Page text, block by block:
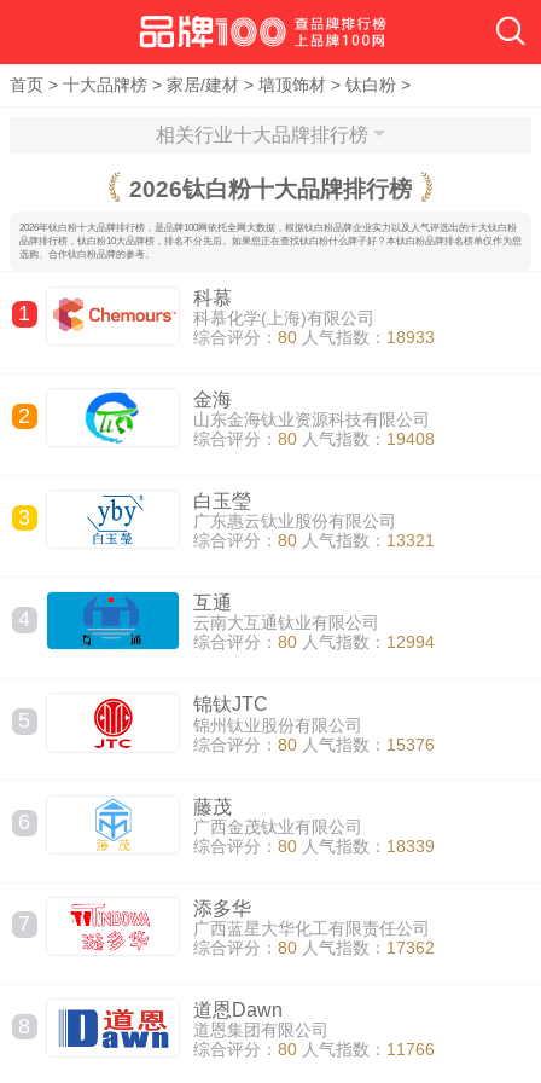
首页 > 十大品牌榜 > 家居/建材 > 墙顶饰材 > 钛白粉 >
相关行业十大品牌排行榜
2026钛白粉十大品牌排行榜
2026年钛白粉十大品牌排行榜，是品牌100网依托全网大数据，根据钛白粉品牌企业实力以及人气评选出的十大钛白粉
品牌排行榜，钛白粉10大品牌榜，排名不分先后。如果您正在查找钛白粉什么牌子好？本钛白粉品牌排名榜单仅作为您
选购、合作钛白粉品牌的参考。
1
科慕
科慕化学(上海)有限公司
综合评分： 80 人气指数： 18933
2
金海
山东金海钛业资源科技有限公司
综合评分： 80 人气指数： 19408
3
白玉瑩
广东惠云钛业股份有限公司
综合评分： 80 人气指数： 13321
4
互通
云南大互通钛业有限公司
综合评分： 80 人气指数： 12994
5
锦钛JTC
锦州钛业股份有限公司
综合评分： 80 人气指数： 15376
6
藤茂
广西金茂钛业有限公司
综合评分： 80 人气指数： 18339
7
添多华
广西蓝星大华化工有限责任公司
综合评分： 80 人气指数： 17362
8
道恩Dawn
道恩集团有限公司
综合评分： 80 人气指数： 11766